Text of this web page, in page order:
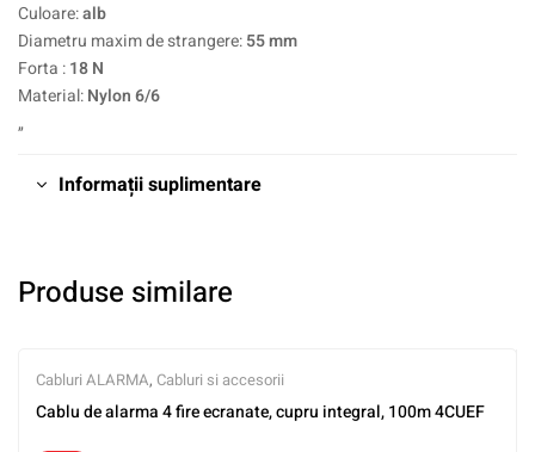
Culoare:alb
Diametru maxim de strangere:55 mm
Forta :18 N
Material:Nylon 6/6
„
Informații suplimentare
Produse similare
Cabluri ALARMA, Cabluri si accesorii
Cablu de alarma 4 fire ecranate, cupru integral, 100m 4CUEF